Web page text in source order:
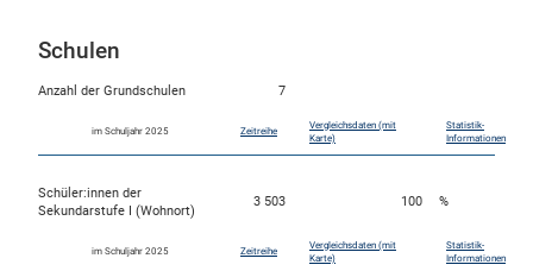
Schulen
Anzahl der Grundschulen 7
im Schuljahr 2025 Zeitreihe
Vergleichsdaten (mit
Karte)
Statistik-
Informationen
Schüler:innen der
Sekundarstufe I (Wohnort)
3 503 100 %
im Schuljahr 2025 Zeitreihe
Vergleichsdaten (mit
Karte)
Statistik-
Informationen